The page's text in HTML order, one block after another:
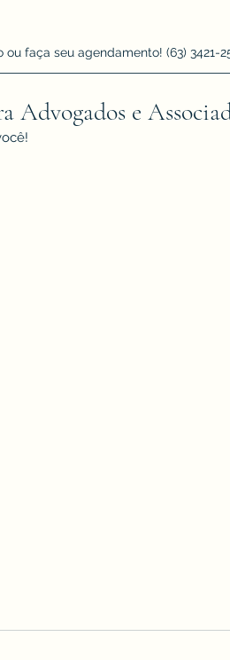
faça seu agendamento! (63) 3421-
Advogados e